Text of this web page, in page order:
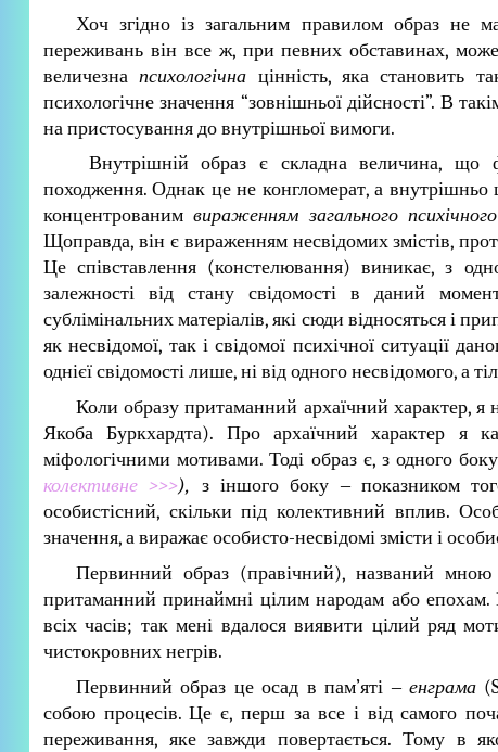
Хоч згідно із загальним правилом образ не
переживань він все ж, при певних обставинах,
величезна психологічна цінність, яка становить
психологічне значення “зовнішньої дійсності”. В
на пристосування до внутрішньої вимоги.
Внутрішній образ є складна величина, що
походження. Однак це не конгломерат, а
концентрованимвираженням загального
Щоправда, він є вираженням несвідомих змістів,
Це співставлення (констелювання) виникає, з
залежності від стану свідомості в даний
сублімінальних матеріалів, які сюди відносяться і
як несвідомої, так і свідомої психічної ситуації
однієї свідомості лише, ні від одного несвідомого, а
Коли образу притаманний архаїчний характер, я
Якоба Буркхардта). Про архаїчний характер я
міфологічними мотивами. Тоді образ є, з одного
колективне >>>), з іншого боку ‒ показником
особистісний, скільки під колективний вплив.
значення, а виражає особисто-несвідомі змісти і
Первинний образ (правічний), названий мною
притаманний принаймні цілим народам або епохам.
всіх часів; так мені вдалося виявити цілий ряд
чистокровних негрів.
Первинний образ це осад в пам’яті ‒енграма
собою процесів. Це є, перш за все і від самого
переживання, яке завжди повертається. Тому в